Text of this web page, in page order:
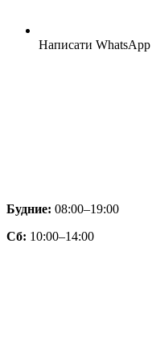
Написати WhatsApp
Будние: 08:00–19:00
Сб: 10:00–14:00